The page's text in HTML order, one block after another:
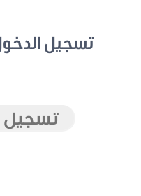
تسجيل
تسجيل